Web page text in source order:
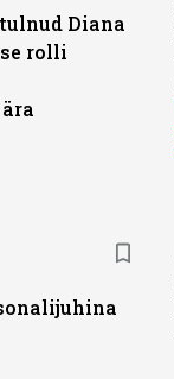
Diana
rolli